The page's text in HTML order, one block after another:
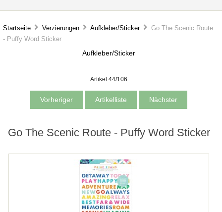
Startseite Verzierungen Aufkleber/Sticker
Go The Scenic Route
- Puffy Word Sticker
Aufkleber/Sticker
Artikel 44/106
Vorheriger Artikelliste Nächster
Go The Scenic Route - Puffy Word Sticker